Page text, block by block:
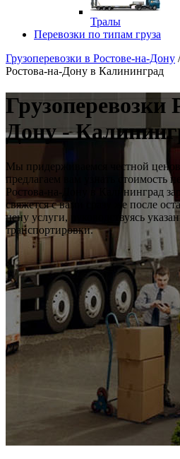
Тралы
Перевозки по типам груза
Грузоперевозки в Ростове-на-Дону
Ростова-на-Дону в Калининград
Грузоперевозки
Дону -
Мы придерживаемся честной
предлагаем вам узнать стоимость
Ростова-на-Дону в Калининград
свяжется с вами сразу же после
цену услуги, руководствуясь
транспортировки.